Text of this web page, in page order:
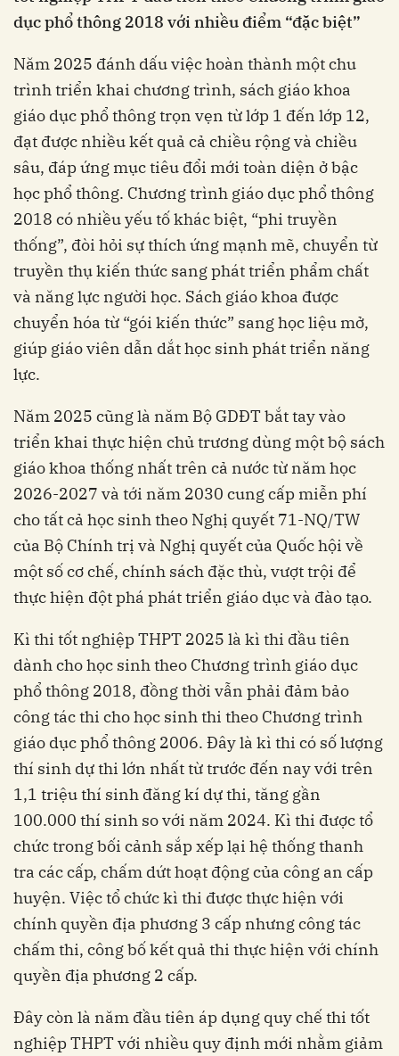
dục phổ thông 2018 với nhiều điểm “đặc biệt”
Năm 2025 đánh dấu việc hoàn thành một chu
trình triển khai chương trình, sách giáo khoa
giáo dục phổ thông trọn vẹn từ lớp 1 đến lớp 12,
đạt được nhiều kết quả cả chiều rộng và chiều
sâu, đáp ứng mục tiêu đổi mới toàn diện ở bậc
học phổ thông. Chương trình giáo dục phổ thông
2018 có nhiều yếu tố khác biệt, “phi truyền
thống”, đòi hỏi sự thích ứng mạnh mẽ, chuyển từ
truyền thụ kiến thức sang phát triển phẩm chất
và năng lực người học. Sách giáo khoa được
chuyển hóa từ “gói kiến thức” sang học liệu mở,
giúp giáo viên dẫn dắt học sinh phát triển năng
lực.
Năm 2025 cũng là năm Bộ GDĐT bắt tay vào
triển khai thực hiện chủ trương dùng một bộ sách
giáo khoa thống nhất trên cả nước từ năm học
2026-2027 và tới năm 2030 cung cấp miễn phí
cho tất cả học sinh theo Nghị quyết 71-NQ/TW
của Bộ Chính trị và Nghị quyết của Quốc hội về
một số cơ chế, chính sách đặc thù, vượt trội để
thực hiện đột phá phát triển giáo dục và đào tạo.
Kì thi tốt nghiệp THPT 2025 là kì thi đầu tiên
dành cho học sinh theo Chương trình giáo dục
phổ thông 2018, đồng thời vẫn phải đảm bảo
công tác thi cho học sinh thi theo Chương trình
giáo dục phổ thông 2006. Đây là kì thi có số lượng
thí sinh dự thi lớn nhất từ trước đến nay với trên
1,1 triệu thí sinh đăng kí dự thi, tăng gần
100.000 thí sinh so với năm 2024. Kì thi được tổ
chức trong bối cảnh sắp xếp lại hệ thống thanh
tra các cấp, chấm dứt hoạt động của công an cấp
huyện. Việc tổ chức kì thi được thực hiện với
chính quyền địa phương 3 cấp nhưng công tác
chấm thi, công bố kết quả thi thực hiện với chính
quyền địa phương 2 cấp.
Đây còn là năm đầu tiên áp dụng quy chế thi tốt
nghiệp THPT với nhiều quy định mới nhằm giảm